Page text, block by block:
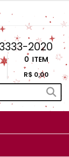
2020
0 ITEM
R$ 0,00